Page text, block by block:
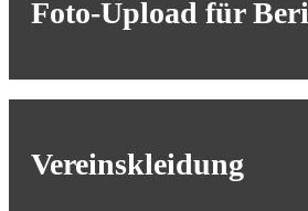
Foto-Upload für
Vereinskleidung